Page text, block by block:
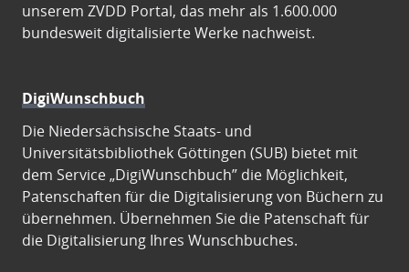
unserem ZVDD Portal, das mehr als 1.600.000
bundesweit digitalisierte Werke nachweist.
DigiWunschbuch
Die Niedersächsische Staats- und
Universitätsbibliothek Göttingen (SUB) bietet mit
dem Service „DigiWunschbuch” die Möglichkeit,
Patenschaften für die Digitalisierung von Büchern zu
übernehmen. Übernehmen Sie die Patenschaft für
die Digitalisierung Ihres Wunschbuches.